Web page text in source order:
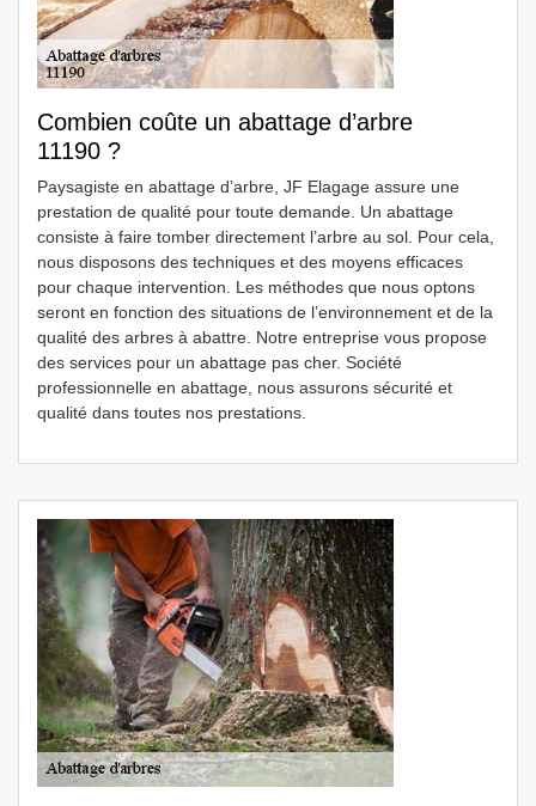
Combien coûte un abattage d’arbre
11190 ?
Paysagiste en abattage d’arbre, JF Elagage assure une
prestation de qualité pour toute demande. Un abattage
consiste à faire tomber directement l’arbre au sol. Pour cela,
nous disposons des techniques et des moyens efficaces
pour chaque intervention. Les méthodes que nous optons
seront en fonction des situations de l’environnement et de la
qualité des arbres à abattre. Notre entreprise vous propose
des services pour un abattage pas cher. Société
professionnelle en abattage, nous assurons sécurité et
qualité dans toutes nos prestations.